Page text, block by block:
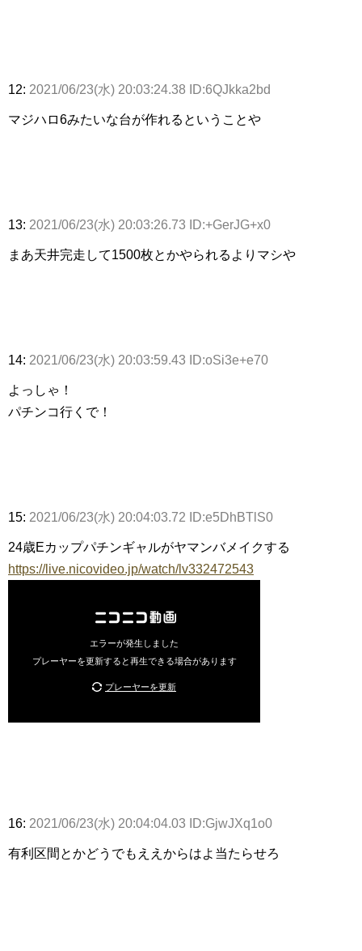
12: 2021/06/23(水) 20:03:24.38 ID:6QJkka2bd
マジハロ6みたいな台が作れるということや
13: 2021/06/23(水) 20:03:26.73 ID:+GerJG+x0
まあ天井完走して1500枚とかやられるよりマシや
14: 2021/06/23(水) 20:03:59.43 ID:oSi3e+e70
よっしゃ！
パチンコ行くで！
15: 2021/06/23(水) 20:04:03.72 ID:e5DhBTlS0
24歳Eカップパチンギャルがヤマンバメイクする
https://live.nicovideo.jp/watch/lv332472543
16: 2021/06/23(水) 20:04:04.03 ID:GjwJXq1o0
有利区間とかどうでもええからはよ当たらせろ